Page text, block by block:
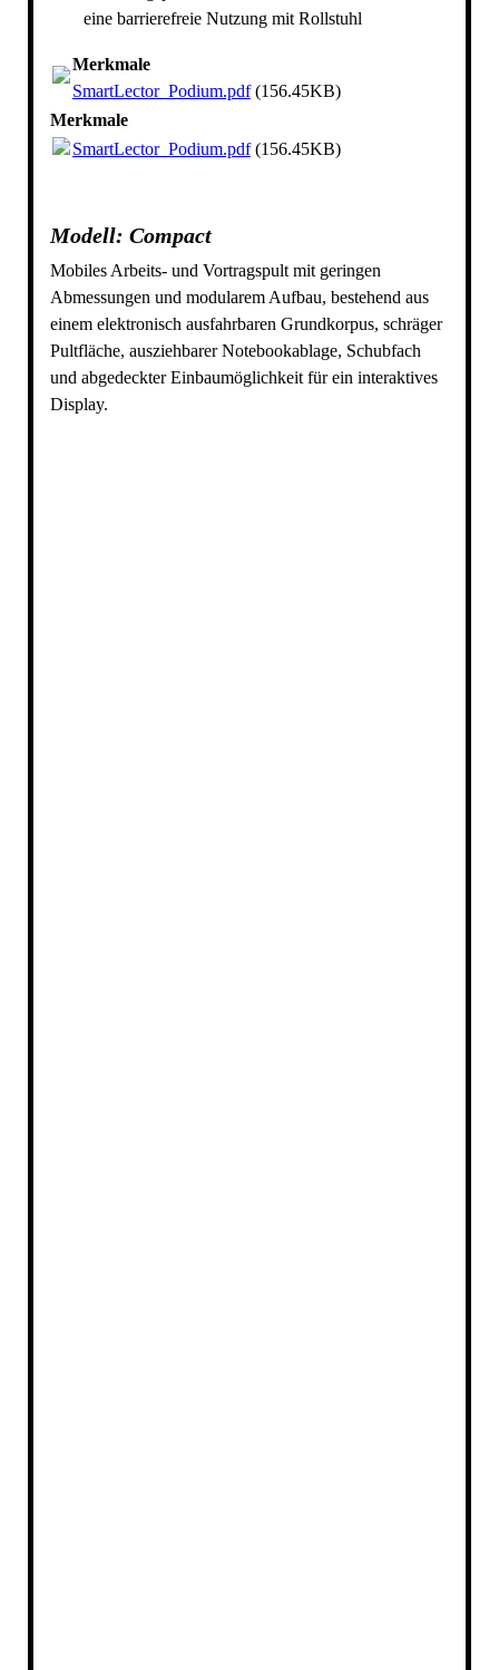
eine barrierefreie Nutzung mit Rollstuhl
Merkmale
SmartLector_Podium.pdf(156.45KB)
Merkmale
SmartLector_Podium.pdf(156.45KB)
Modell: Compact
Mobiles Arbeits- und Vortragspult mit geringen
Abmessungen und modularem Aufbau, bestehend aus
einem elektronisch ausfahrbaren Grundkorpus, schräger
Pultfläche, ausziehbarer Notebookablage, Schubfach
und abgedeckter Einbaumöglichkeit für ein interaktives
Display.